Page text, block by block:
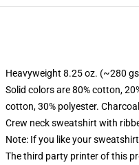
Heavyweight 8.25 oz. (~280
Solid colors are 80% cotton,
cotton, 30% polyester.
Crew neck sweatshirt with
Note: If you like your
The third party printer of this